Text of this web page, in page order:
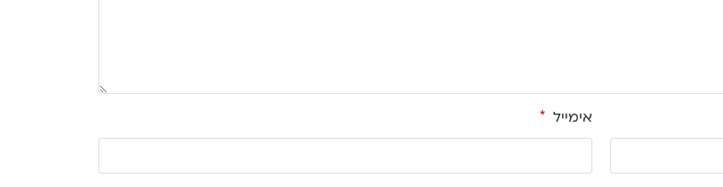
אימייל *